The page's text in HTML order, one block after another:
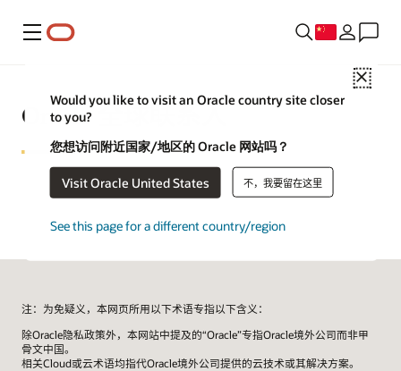
菜单
Close
Would you like to visit an Oracle country site closer
to you?
您想访问附近国家/地区的 Oracle 网站吗？
Visit Oracle United States 不，我要留在这里
See this page for a different country/region
Oracle 全球联系人
注：为免疑义，本网页所用以下术语专指以下含义：
除Oracle隐私政策外，本网站中提及的“Oracle”专指Oracle境外公司而非甲
骨文中国。
相关Cloud或云术语均指代Oracle境外公司提供的云技术或其解决方案。